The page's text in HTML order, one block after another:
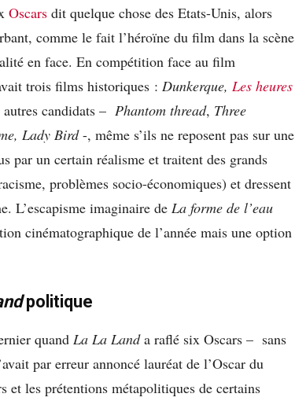
Oscars dit quelque chose des Etats-Unis, alors
comme le fait l’héroïne du film dans la scène
en face. En compétition face au film
trois films historiques : Dunkerque, Les heures
candidats – Phantom thread, Three
Lady Bird-, même s’ils ne reposent pas sur une
par un certain réalisme et traitent des grands
problèmes socio-économiques) et dressent
L’escapisme imaginaire de La forme de l’eau
cinématographique de l’année mais une option
politique
quand La La Landa raflé six Oscars – sans
par erreur annoncé lauréat de l’Oscar du
les prétentions métapolitiques de certains